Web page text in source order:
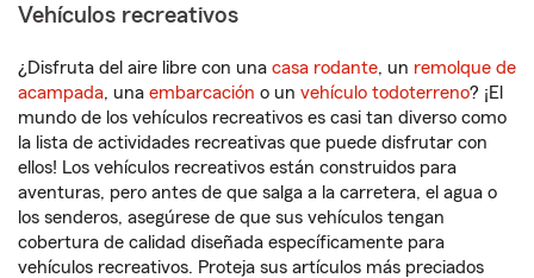
Vehículos recreativos
¿Disfruta del aire libre con una casa rodante, un remolque de
acampada, una embarcación o un vehículo todoterreno? ¡El
mundo de los vehículos recreativos es casi tan diverso como
la lista de actividades recreativas que puede disfrutar con
ellos! Los vehículos recreativos están construidos para
aventuras, pero antes de que salga a la carretera, el agua o
los senderos, asegúrese de que sus vehículos tengan
cobertura de calidad diseñada específicamente para
vehículos recreativos. Proteja sus artículos más preciados